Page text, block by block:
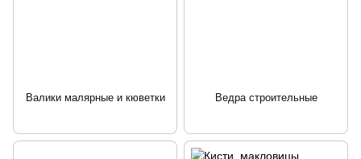
Валики малярные и кюветки Ведра строительные